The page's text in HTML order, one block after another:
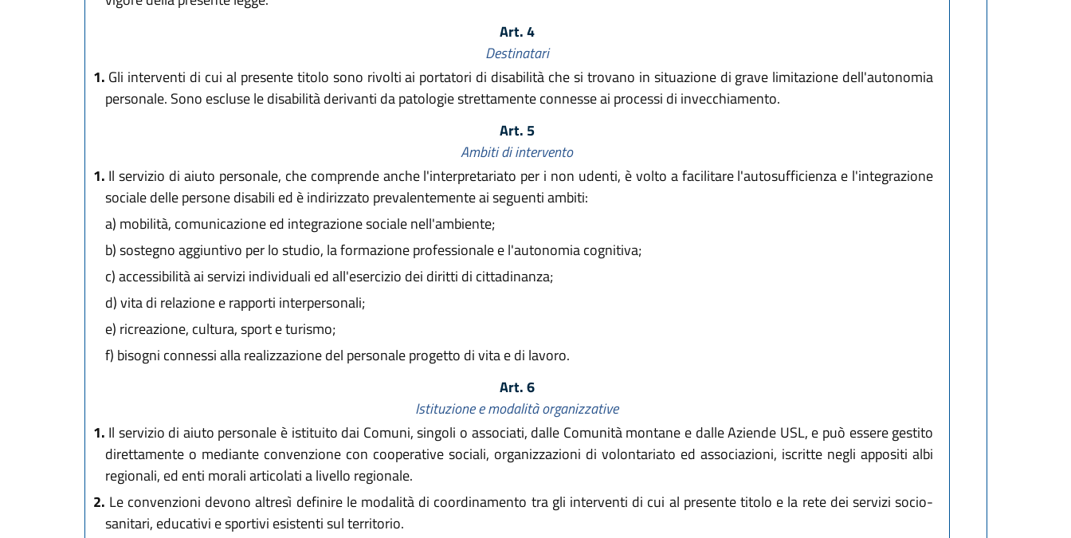
Art. 4
Destinatari
1. Gli interventi di cui al presente titolo sono rivolti ai portatori di disabilità che si trovano in situazione di grave limitazione dell'autonomia
personale. Sono escluse le disabilità derivanti da patologie strettamente connesse ai processi di invecchiamento.
Art. 5
Ambiti di intervento
1. Il servizio di aiuto personale, che comprende anche l'interpretariato per i non udenti, è volto a facilitare l'autosufficienza e l'integrazione
sociale delle persone disabili ed è indirizzato prevalentemente ai seguenti ambiti:
a) mobilità, comunicazione ed integrazione sociale nell'ambiente;
b)sostegno aggiuntivo per lo studio, la formazione professionale e l'autonomia cognitiva;
c)accessibilità ai servizi individuali ed all'esercizio dei diritti di cittadinanza;
d)vita di relazione e rapporti interpersonali;
e) ricreazione, cultura, sport e turismo;
f) bisogni connessi alla realizzazione del personale progetto di vita e di lavoro.
Art. 6
Istituzione e modalità organizzative
1. Il servizio di aiuto personale è istituito dai Comuni, singoli o associati, dalle Comunità montane e dalle Aziende USL, e può essere gestito
direttamente o mediante convenzione con cooperative sociali, organizzazioni di volontariato ed associazioni, iscritte negli appositi albi
regionali, ed enti morali articolati a livello regionale.
2. Le convenzioni devono altresì definire le modalità di coordinamento tra gli interventi di cui al presente titolo e la rete dei servizi socio-
sanitari, educativi e sportivi esistenti sul territorio.